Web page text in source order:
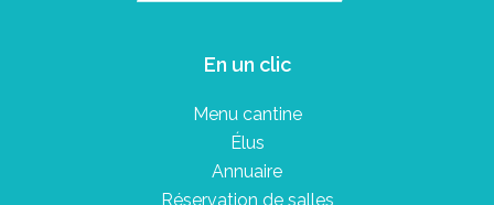
En un clic
Menu cantine
Élus
Annuaire
Réservation de salles